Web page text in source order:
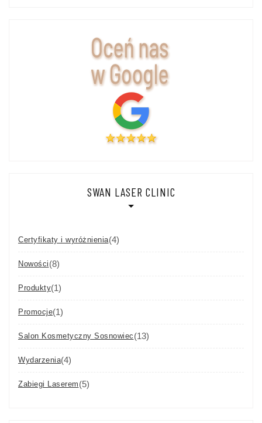
SWAN LASER CLINIC
Certyfikaty i wyróżnienia(4)
Nowości (8)
Produkty(1)
Promocje(1)
Salon Kosmetyczny Sosnowiec (13)
Wydarzenia(4)
Zabiegi Laserem (5)